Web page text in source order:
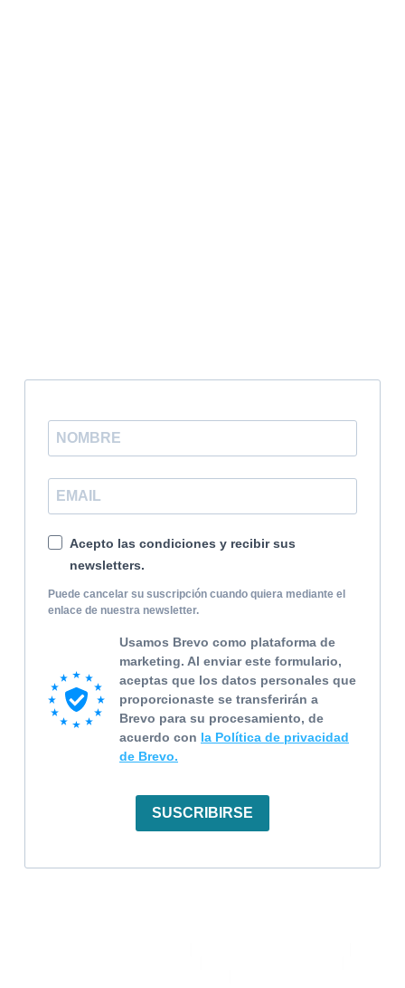
Acepto las condiciones y recibir sus
newsletters.
Puede cancelar su suscripción cuando quiera mediante el
enlace de nuestra newsletter.
Usamos Brevo como plataforma de
marketing. Al enviar este formulario,
aceptas que los datos personales que
proporcionaste se transferirán a
Brevo para su procesamiento, de
acuerdo con la Política de privacidad
de Brevo.
SUSCRIBIRSE